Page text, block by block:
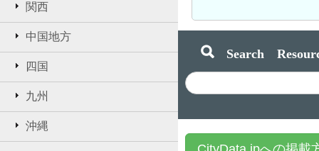
関西
中国地方
四国
九州
沖縄
Search